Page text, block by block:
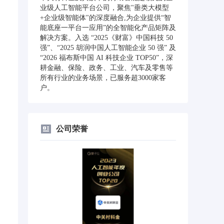
业级人工智能平台公司，聚焦"垂类大模型
+企业级智能体"的深度融合,为企业提供“智
能底座一平台一应用”的全智能化产品矩阵及
解决方案。入选 “2025《财富》中国科技 50
强”、“2025 胡润中国人工智能企业 50 强” 及
“2026 福布斯中国 AI 科技企业 TOP50”，深
耕金融、保险、政务、工业、汽车及零售等
所有行业的业务场景，已服务超3000家客
户。
公司荣誉